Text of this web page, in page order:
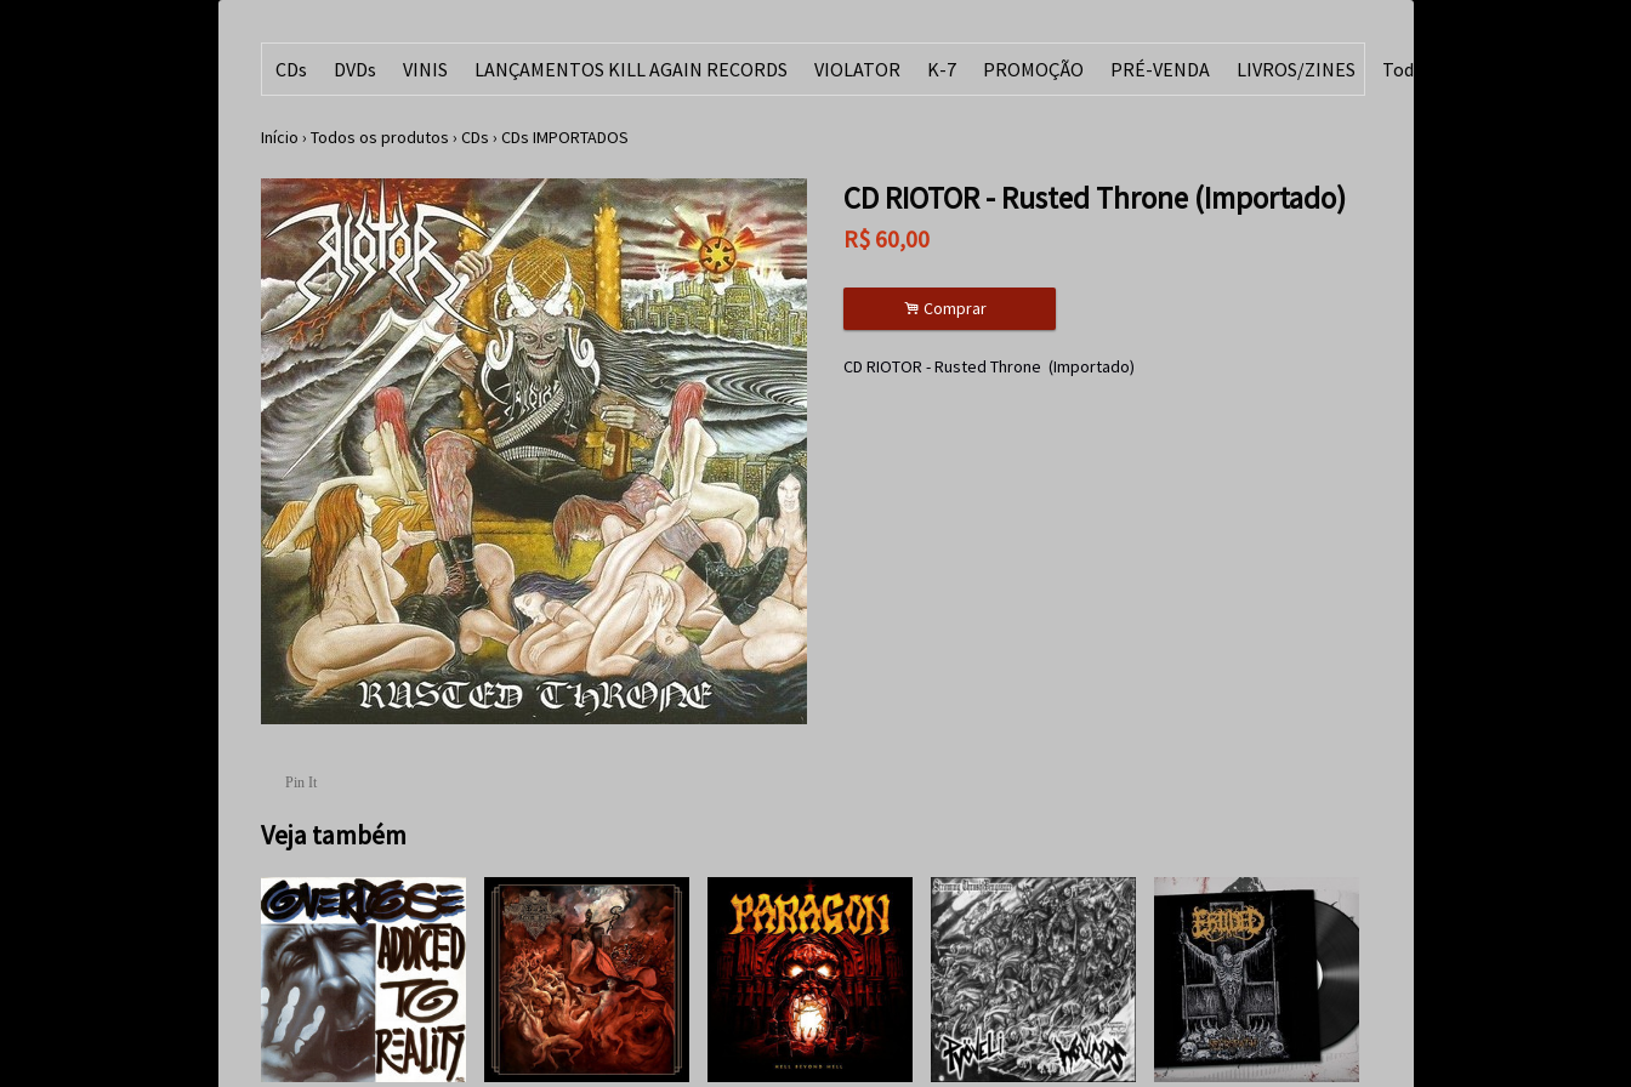
CDs DVDs VINIS LANÇAMENTOS KILL AGAIN RECORDS VIOLATOR K-7 PROMOÇÃO PRÉ-VENDA LIVROS/ZINES Todos
Início › Todos os produtos › CDs › CDs IMPORTADOS
Pin It
CD RIOTOR - Rusted Throne (Importado)
R$ 60,00
. Comprar
CD RIOTOR - Rusted Throne (Importado)
Veja também